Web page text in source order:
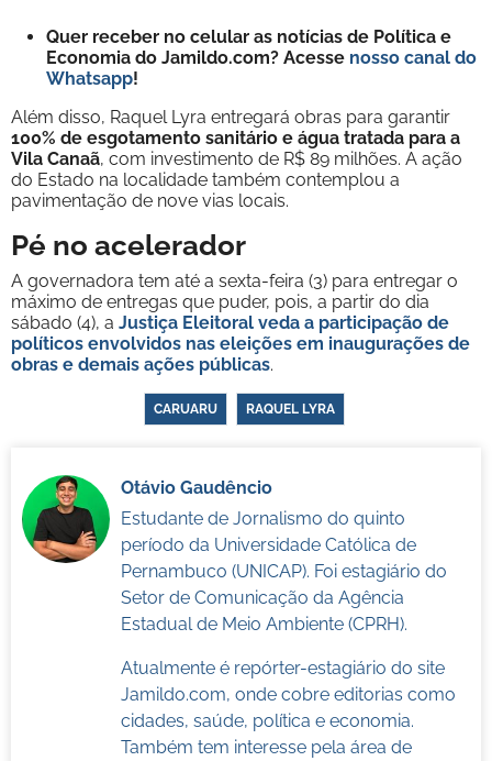
Quer receber no celular as notícias de Política e
Economia do Jamildo.com? Acesse nosso canal do
Whatsapp!
Além disso, Raquel Lyra entregará obras para garantir
100% de esgotamento sanitário e água tratada para a
Vila Canaã, com investimento de R$ 89 milhões. A ação
do Estado na localidade também contemplou a
pavimentação de nove vias locais.
Pé no acelerador
A governadora tem até a sexta-feira (3) para entregar o
máximo de entregas que puder, pois, a partir do dia
sábado (4), a Justiça Eleitoral veda a participação de
políticos envolvidos nas eleições em inaugurações de
obras e demais ações públicas.
CARUARU RAQUEL LYRA
Otávio Gaudêncio
Estudante de Jornalismo do quinto
período da Universidade Católica de
Pernambuco (UNICAP). Foi estagiário do
Setor de Comunicação da Agência
Estadual de Meio Ambiente (CPRH).
Atualmente é repórter-estagiário do site
Jamildo.com, onde cobre editorias como
cidades, saúde, política e economia.
Também tem interesse pela área de